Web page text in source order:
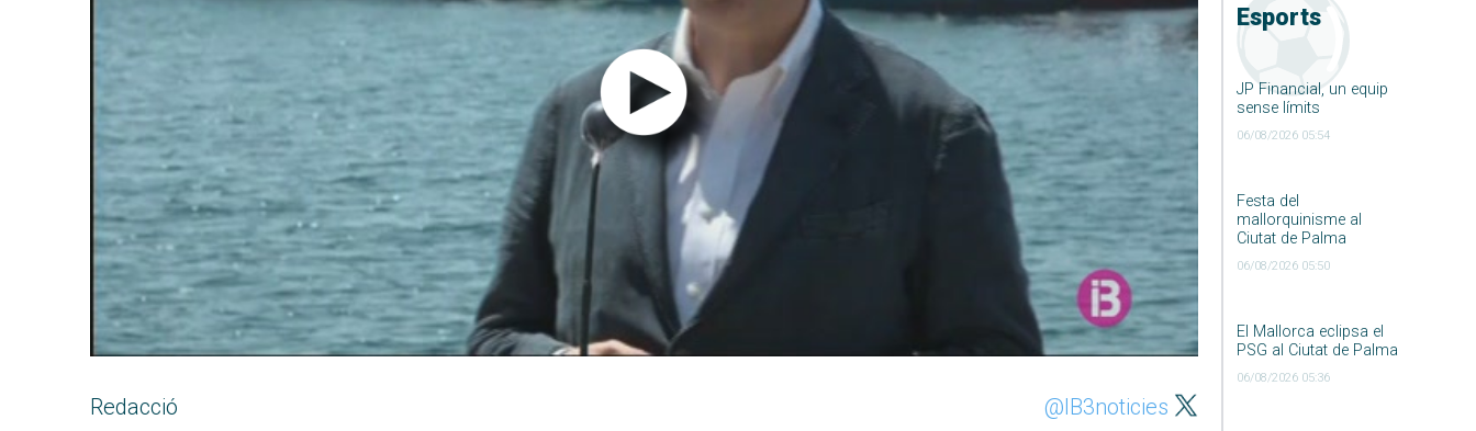
Esports
JP Financial, un equip
sense límits
06/08/2026 05:54
Festa del
mallorquinisme al
Ciutat de Palma
06/08/2026 05:50
El Mallorca eclipsa el
PSG al Ciutat de Palma
06/08/2026 05:36
Redacció @IB3noticies